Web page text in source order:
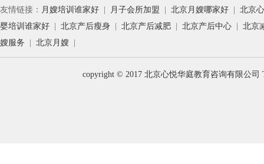
友情链接： 月嫂培训谁家好 月子会所加盟 北京月嫂哪家好
北京
婴培训谁家好
北京产后瘦身 北京产后减肥 北京产后中心
北京
嫂服务
北京月嫂
copyright © 2017 北京心悦华庭教育咨询有限公司